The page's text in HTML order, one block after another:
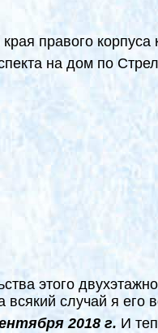
правого
на дом по
этого
всякий случай я
2018 г. И